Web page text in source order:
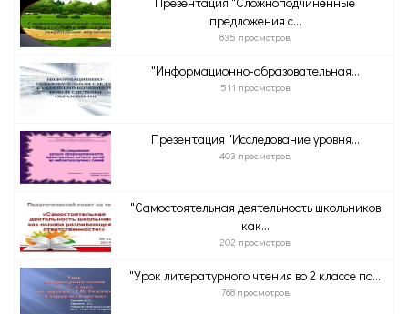
предложения с...
835 просмотров
"Информационно-образовательная...
511 просмотров
Презентация "Исследование уровня...
403 просмотров
"Самостоятельная деятельность школьников
как...
202 просмотров
"Урок литературного чтения во 2 классе по...
768 просмотров